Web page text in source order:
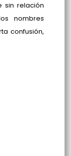
sin relación
nombres
confusión,